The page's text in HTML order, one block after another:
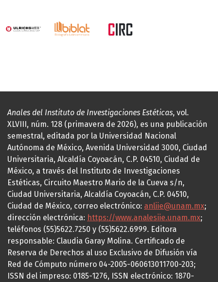
Anales del Instituto de Investigaciones Estéticas, vol.
XLVIII, núm. 128 (primavera de 2026), es una publicación
semestral, editada por la Universidad Nacional
Autónoma de México, Avenida Universidad 3000, Ciudad
Universitaria, Alcaldía Coyoacán, C.P. 04510, Ciudad de
México, a través del Instituto de Investigaciones
Estéticas, Circuito Maestro Mario de la Cueva s/n,
Ciudad Universitaria, Alcaldía Coyoacán, C.P. 04510,
Ciudad de México, correo electrónico: anliie@unam.mx;
dirección electrónica: https://www.analesiie.unam.mx;
teléfonos (55)5622.7250 y (55)5622.6999. Editora
responsable: Claudia Garay Molina. Certificado de
Reserva de Derechos al uso Exclusivo de Difusión vía
Red de Cómputo número 04-2005-060613011700-203;
ISSN del impreso: 0185-1276, ISSN electrónico: 1870-